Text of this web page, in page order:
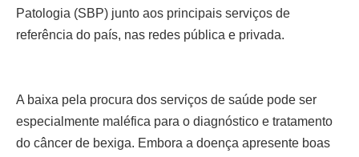
Patologia (SBP) junto aos principais serviços de
referência do país, nas redes pública e privada.
A baixa pela procura dos serviços de saúde pode ser
especialmente maléfica para o diagnóstico e tratamento
do câncer de bexiga. Embora a doença apresente boas